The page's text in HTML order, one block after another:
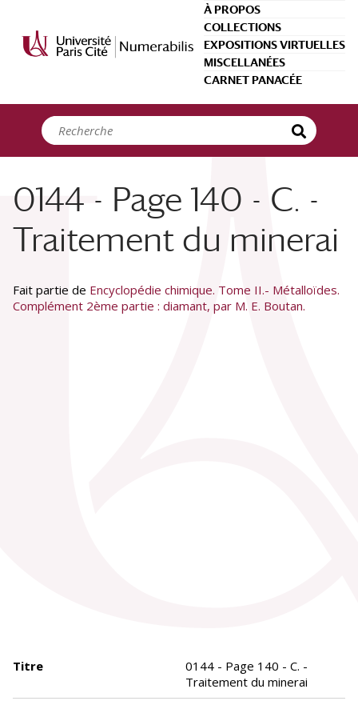
À PROPOS
COLLECTIONS
EXPOSITIONS VIRTUELLES
MISCELLANÉES
CARNET PANACÉE
0144 - Page 140 - C. -
Traitement du minerai
Fait partie de Encyclopédie chimique. Tome II.- Métalloïdes.
Complément 2ème partie : diamant, par M. E. Boutan.
Titre
0144 - Page 140 - C. -
Traitement du minerai